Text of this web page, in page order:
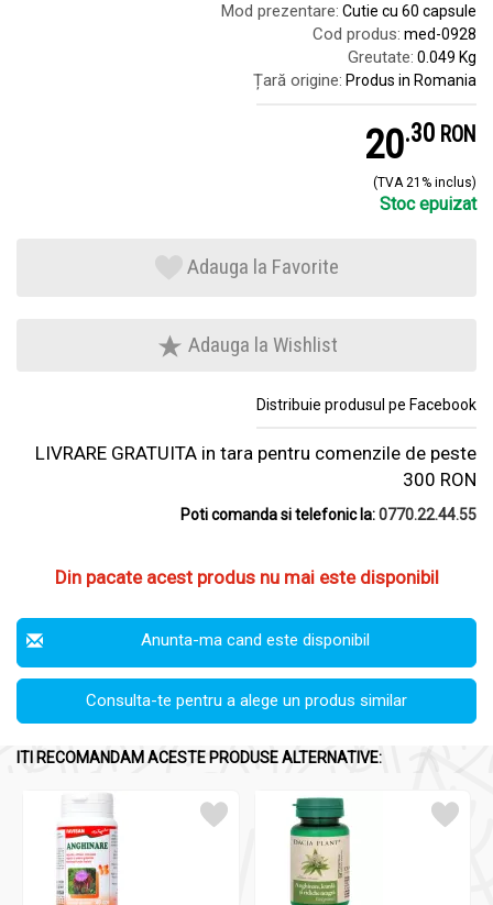
Mod prezentare: Cutie cu 60 capsule
Cod produs: med-0928
Greutate: 0.049 Kg
Țară origine: Produs in Romania
20.3 RON
(TVA 21% inclus)
Stoc epuizat
Adauga la Favorite
Adauga la Wishlist
Distribuie produsul pe Facebook
LIVRARE GRATUITA in tara pentru comenzile de peste
300 RON
Poti comanda si telefonic la:0770.22.44.55
Din pacate acest produs nu mai este disponibil
Anunta-ma cand este disponibil
Consulta-te pentru a alege un produs similar
ITI RECOMANDAM ACESTE PRODUSE ALTERNATIVE: